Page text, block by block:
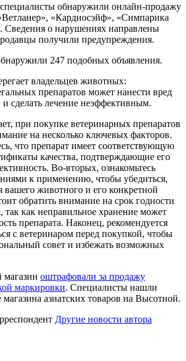
обнаружили онлайн-продажу
«Кардиосэйф», «Симпарика
Сведения о нарушениях направлены
получили предупреждения.
247 подобных объявления.
владельцев животных:
препаратов может нанести вред
сделать лечение неэффективным.
при покупке ветеринарных препаратов
на несколько ключевых факторов.
что препарат имеет соответствующую
качества, подтверждающие его
Во-вторых, ознакомьтесь
к применению, чтобы убедиться,
вашего животного и его конкретной
обратить внимание на срок годности
так как неправильное хранение может
препарата. Наконец, рекомендуется
с ветеринаром перед покупкой, чтобы
совет и избежать возможных
магазин оштрафовали за продажу
маркировки. Специалисты нашли
азиатских товаров на Высотной.
Другие новости автора